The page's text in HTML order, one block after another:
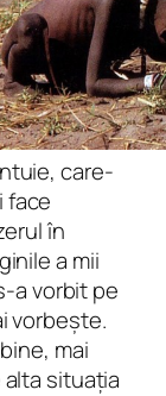
care-
face
în
a mii
a vorbit pe
vorbește.
mai
situația